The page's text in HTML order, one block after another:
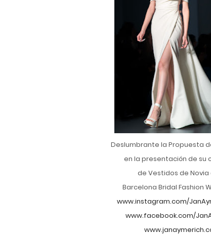
Deslumbrante la Propuesta
en la presentación de su
de Vestidos de Novia
Barcelona Bridal Fashion
www.instagram.com/
www.facebook.com/